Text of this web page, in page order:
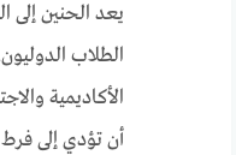
يعد الحنين إلى
الطلاب
الأكاديمية
أن تؤدي إلى فرط